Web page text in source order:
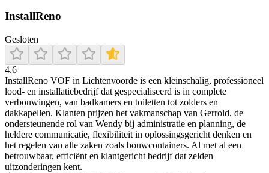
InstallReno
Gesloten
4.6
InstallReno VOF in Lichtenvoorde is een kleinschalig, professioneel
lood- en installatiebedrijf dat gespecialiseerd is in complete
verbouwingen, van badkamers en toiletten tot zolders en
dakkapellen. Klanten prijzen het vakmanschap van Gerrold, de
ondersteunende rol van Wendy bij administratie en planning, de
heldere communicatie, flexibiliteit in oplossingsgericht denken en
het regelen van alle zaken zoals bouwcontainers. Al met al een
betrouwbaar, efficiënt en klantgericht bedrijf dat zelden
uitzonderingen kent.